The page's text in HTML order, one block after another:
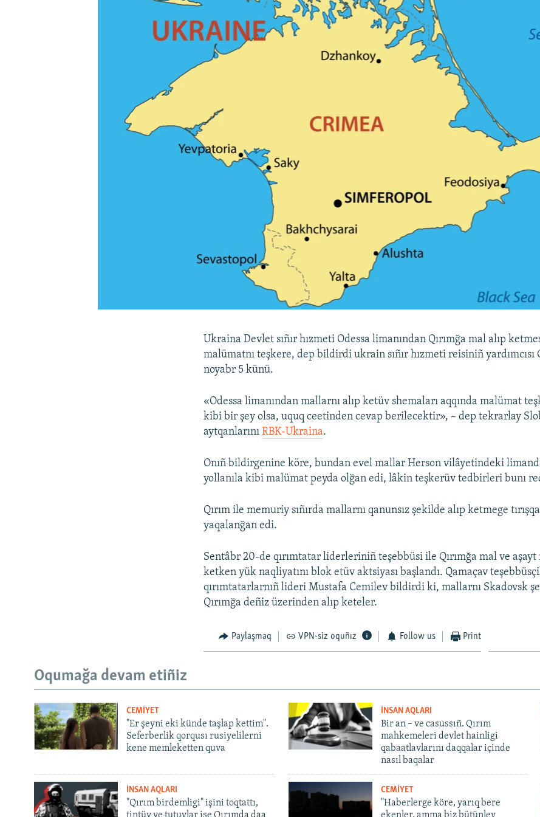
Ukraina Devlet sıñır hızmeti Odessa limanından Qırımğa mal alıp
malümatnı teşkere, dep bildirdi ukrain sıñır hızmeti reisiniñ yardımcısı
noyabr 5 künü.
«Odessa limanından mallarnı alıp ketüv shemaları aqqında malümat
kibi bir şey olsa, uquq ceetinden cevap berilecektir», – dep tekrarlay
aytqanlarınıRBK-Ukraina.
Onıñ bildirgenine köre, bundan evel mallar Herson vilâyetindeki
yollanıla kibi malümat peyda olğan edi, lâkin teşkerüv tedbirleri bunı
Qırım ile memuriy sıñırda mallarnı qanunsız şekilde alıp ketmege
yaqalanğan edi.
Sentâbr 20-de qırımtatar liderleriniñ teşebbüsi ile Qırımğa mal ve aşayt
ketken yük naqliyatını blok etüv aktsiyası başlandı. Qamaçav
qırımtatarlarnıñ lideri Mustafa Cemilev bildirdi ki, mallarnı Skadovsk
Qırımğa deñiz üzerinden alıp keteler.
Paylaşmaq VPN-siz oquñız Follow us Print
Oqumağa devam etiñiz
CEMİYET
"Er şeyni eki künde taşlap kettim".
Seferberlik qorqusı rusiyelilerni
kene memleketten quva
İNSAN AQLARI
Bir an – ve casussıñ. Qırım
mahkemeleri devlet hainligi
qabaatlavlarını daqqalar içinde
nasıl baqalar
İNSAN AQLARI
"Qırım birdemligi" işini toqtattı,
tintüv ve tutuvlar ise Qırımda daa
CEMİYET
"Haberlerge köre, yarıq bere
ekenler, amma biz bütünley